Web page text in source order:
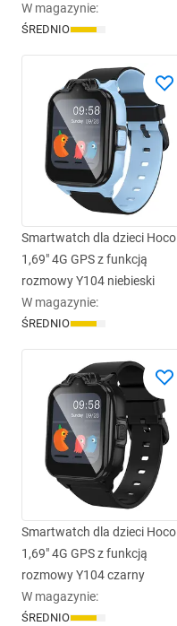
W magazynie:
ŚREDNIO
Smartwatch dla dzieci Hoco
1,69" 4G GPS z funkcją
rozmowy Y104 niebieski
W magazynie:
ŚREDNIO
Smartwatch dla dzieci Hoco
1,69" 4G GPS z funkcją
rozmowy Y104 czarny
W magazynie:
ŚREDNIO